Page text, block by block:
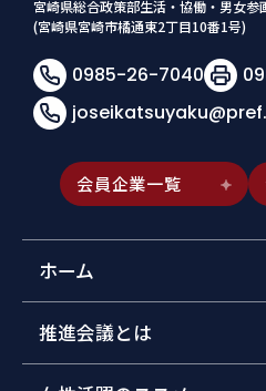
宮崎県総合政策部生活・協働・男女参
(宮崎県宮崎市橘通東2丁目10番1号)
0985-26-7040
会員企業一覧
ホーム
推進会議とは